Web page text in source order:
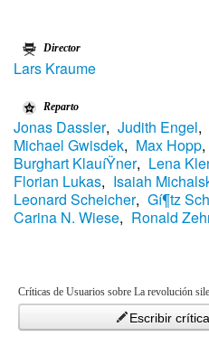
Director
Lars Kraume
Reparto
Jonas Dassler, Judith Engel,
Michael Gwisdek, Max Hopp,
Burghart KlauíŸner, Lena
Florian Lukas, Isaiah
Leonard Scheicher, Gí¶tz
Carina N. Wiese, Ronald
Críticas de Usuarios sobre La revolución
Escribir